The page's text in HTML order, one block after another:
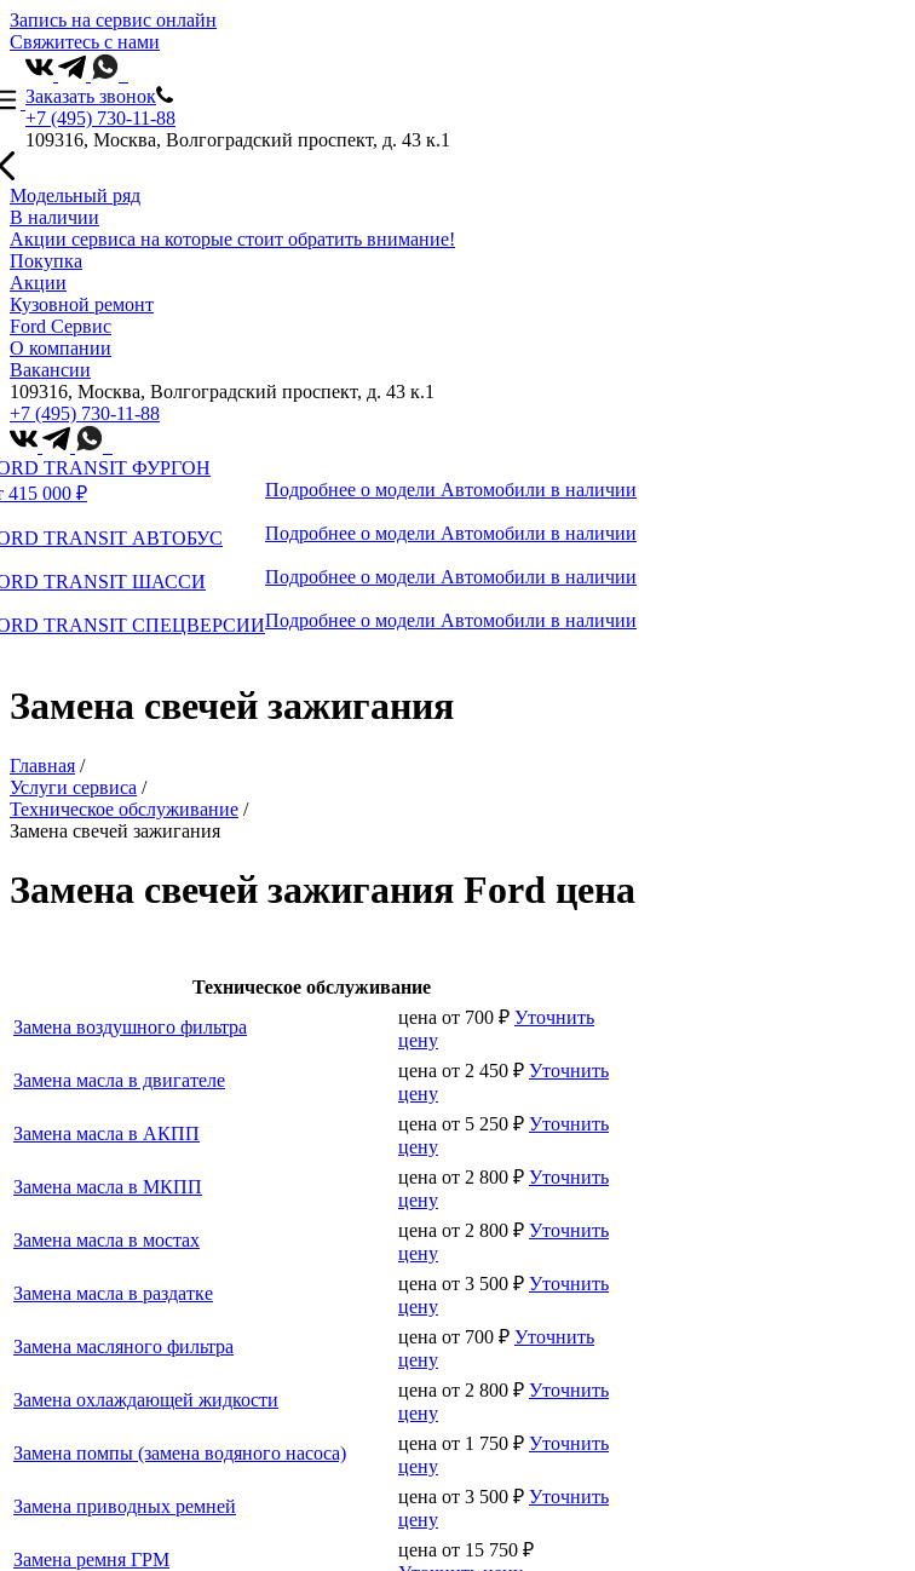
Запись на сервис онлайн
Свяжитесь с нами
Заказать звонок
+7 (495) 730-11-88
109316, Москва, Волгоградский проспект, д. 43 к.1
Модельный ряд
В наличии
Акции сервиса на которые стоит обратить внимание!
Покупка
Акции
Кузовной ремонт
Ford Сервис
О компании
Вакансии
109316, Москва, Волгоградский проспект, д. 43 к.1
+7 (495) 730-11-88
TRANSIT ФУРГОН
415 000 ₽
TRANSIT АВТОБУС
TRANSIT ШАССИ
TRANSIT СПЕЦВЕРСИИ
Подробнее о модели Автомобили в наличии
Подробнее о модели Автомобили в наличии
Подробнее о модели Автомобили в наличии
Подробнее о модели Автомобили в наличии
Замена свечей зажигания
Главная /
Услуги сервиса /
Техническое обслуживание /
Замена свечей зажигания
Замена свечей зажигания Ford цена
Техническое обслуживание
Замена воздушного фильтра
цена от 700 ₽ Уточнить
цену
Замена масла в двигателе
цена от 2 450 ₽ Уточнить
цену
Замена масла в АКПП
цена от 5 250 ₽ Уточнить
цену
Замена масла в МКПП
цена от 2 800 ₽ Уточнить
цену
Замена масла в мостах
цена от 2 800 ₽ Уточнить
цену
Замена масла в раздатке
цена от 3 500 ₽ Уточнить
цену
Замена масляного фильтра
цена от 700 ₽ Уточнить
цену
Замена охлаждающей жидкости
цена от 2 800 ₽ Уточнить
цену
Замена помпы (замена водяного насоса)
цена от 1 750 ₽ Уточнить
цену
Замена приводных ремней
цена от 3 500 ₽ Уточнить
цену
Замена ремня ГРМ
цена от 15 750 ₽